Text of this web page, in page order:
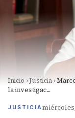
Inicio ›Justicia ›
la investigac...
JUSTICIA